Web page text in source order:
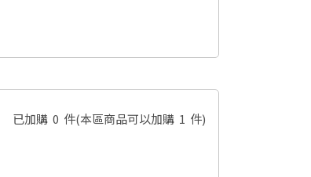
已加購 0 件(本區商品可以加購 1 件)